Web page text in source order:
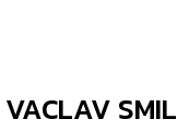
VACLAV SMIL